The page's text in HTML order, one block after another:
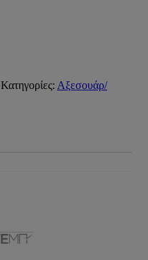
Κατηγορίες: Αξεσουάρ/